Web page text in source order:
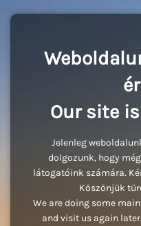
Our site
Jelenleg
dolgozunk, hogy
látogatóink számára.
Köszönjük
We are doing some
and visit us again